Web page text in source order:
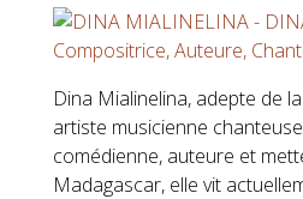
Dina Mialinelina, adepte de
artiste musicienne
comédienne, auteure et
Madagascar, elle vit